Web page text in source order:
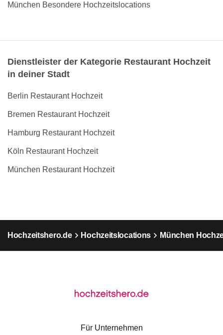
München Besondere Hochzeitslocations
Dienstleister der Kategorie Restaurant Hochzeit
in deiner Stadt
Berlin Restaurant Hochzeit
Bremen Restaurant Hochzeit
Hamburg Restaurant Hochzeit
Köln Restaurant Hochzeit
München Restaurant Hochzeit
Hochzeitshero.de Hochzeitslocations München
Für Unternehmen